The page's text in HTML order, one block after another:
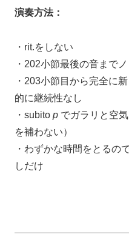
演奏方法：
・rit.をしない
・202小節最後の音まで
・203小節目から完全に
的に継続性なし
・subito p でガラリと空
を補わない）
・わずかな時間をとるの
しだけ